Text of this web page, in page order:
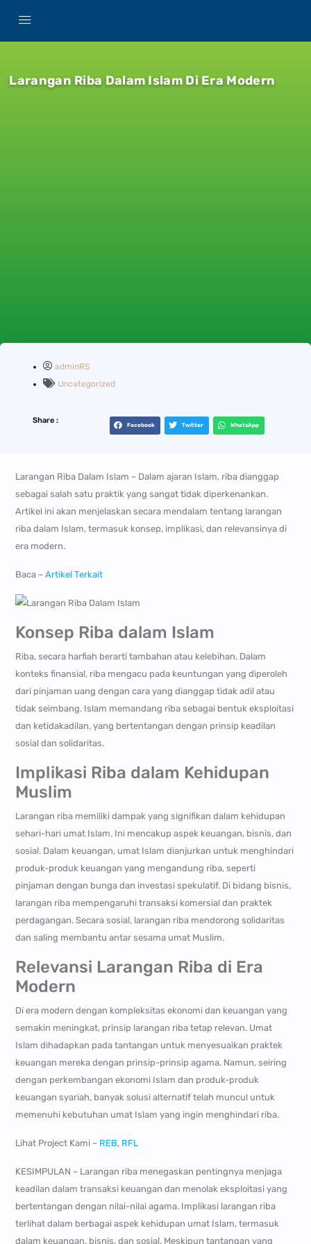
Larangan Riba Dalam Islam Di Era Modern
adminRS
Uncategorized
Share :
Facebook Twitter WhatsApp
Larangan Riba Dalam Islam – Dalam ajaran Islam, riba dianggap
sebagai salah satu praktik yang sangat tidak diperkenankan.
Artikel ini akan menjelaskan secara mendalam tentang larangan
riba dalam Islam, termasuk konsep, implikasi, dan relevansinya di
era modern.
Baca – Artikel Terkait
Konsep Riba dalam Islam
Riba, secara harfiah berarti tambahan atau kelebihan. Dalam
konteks finansial, riba mengacu pada keuntungan yang diperoleh
dari pinjaman uang dengan cara yang dianggap tidak adil atau
tidak seimbang. Islam memandang riba sebagai bentuk eksploitasi
dan ketidakadilan, yang bertentangan dengan prinsip keadilan
sosial dan solidaritas.
Implikasi Riba dalam Kehidupan
Muslim
Larangan riba memiliki dampak yang signifikan dalam kehidupan
sehari-hari umat Islam. Ini mencakup aspek keuangan, bisnis, dan
sosial. Dalam keuangan, umat Islam dianjurkan untuk menghindari
produk-produk keuangan yang mengandung riba, seperti
pinjaman dengan bunga dan investasi spekulatif. Di bidang bisnis,
larangan riba mempengaruhi transaksi komersial dan praktek
perdagangan. Secara sosial, larangan riba mendorong solidaritas
dan saling membantu antar sesama umat Muslim.
Relevansi Larangan Riba di Era
Modern
Di era modern dengan kompleksitas ekonomi dan keuangan yang
semakin meningkat, prinsip larangan riba tetap relevan. Umat
Islam dihadapkan pada tantangan untuk menyesuaikan praktek
keuangan mereka dengan prinsip-prinsip agama. Namun, seiring
dengan perkembangan ekonomi Islam dan produk-produk
keuangan syariah, banyak solusi alternatif telah muncul untuk
memenuhi kebutuhan umat Islam yang ingin menghindari riba.
Lihat Project Kami – REB, RFL
KESIMPULAN – Larangan riba menegaskan pentingnya menjaga
keadilan dalam transaksi keuangan dan menolak eksploitasi yang
bertentangan dengan nilai-nilai agama. Implikasi larangan riba
terlihat dalam berbagai aspek kehidupan umat Islam, termasuk
dalam keuangan, bisnis, dan sosial. Meskipun tantangan yang